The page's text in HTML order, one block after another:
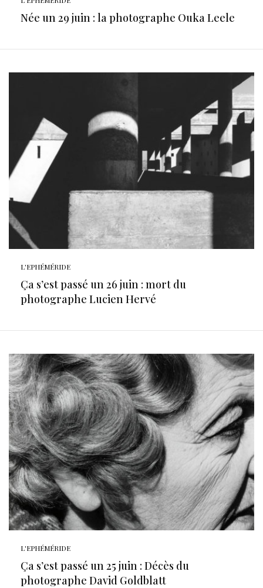
Née un 29 juin : la photographe Ouka Leele
L'EPHÉMÉRIDE
Ça s’est passé un 26 juin : mort du
photographe Lucien Hervé
L'EPHÉMÉRIDE
Ça s’est passé un 25 juin : Décès du
photographe David Goldblatt